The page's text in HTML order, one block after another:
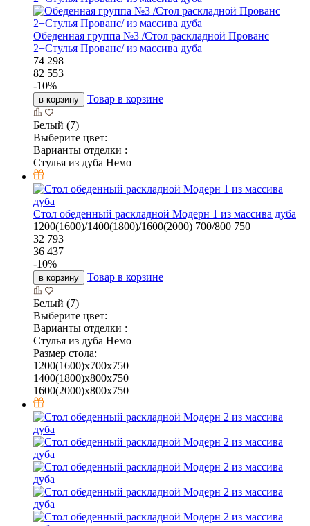
Обеденная группа №3 /Стол раскладной Прованс
2+Стулья Прованс/ из массива дуба
74 298
82 553
-10%
в корзину Товар в корзине
Белый (7)
Выберите цвет:
Варианты отделки :
Стулья из дуба Немо
Стол обеденный раскладной Модерн 1 из массива дуба
1200(1600)/1400(1800)/1600(2000) 700/800 750
32 793
36 437
-10%
в корзину Товар в корзине
Белый (7)
Выберите цвет:
Варианты отделки :
Стулья из дуба Немо
Размер стола:
1200(1600)х700х750
1400(1800)х800х750
1600(2000)х800х750